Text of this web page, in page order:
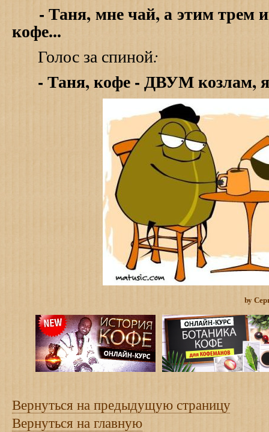
- Таня, мне чай, а этим трем
кофе...
Голос за спиной:
- Таня, кофе - ДВУМ козлам, я
by
Вернуться на предыдущую страницу
Вернуться на главную